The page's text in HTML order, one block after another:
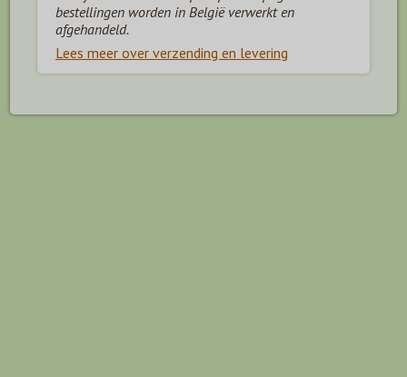
bestellingen worden in België verwerkt en
afgehandeld.
Lees meer over verzending en levering